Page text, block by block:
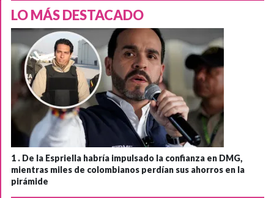
LO MÁS DESTACADO
1 . De la Espriella habría impulsado la confianza en DMG,
mientras miles de colombianos perdían sus ahorros en la
pirámide